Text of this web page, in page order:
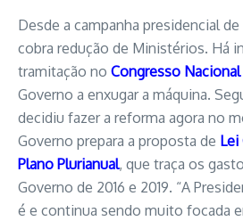
Desde a campanha presidencial
cobra redução de Ministérios. Há
tramitação no Congresso Nacional
Governo a enxugar a máquina.
decidiu fazer a reforma agora no
Governo prepara a proposta de Lei
Plano Plurianual, que traça os
Governo de 2016 e 2019. “A
é e continua sendo muito focada